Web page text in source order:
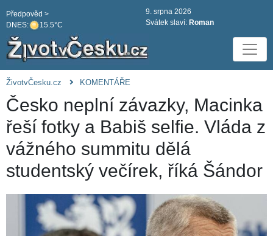
DNES: 15.5°C
Předpověd >
9. srpna 2026
Svátek slaví: Roman
ŽivotvČesku.cz KOMENTÁŘE
Česko neplní závazky, Macinka
řeší fotky a Babiš selfie. Vláda z
vážného summitu dělá
studentský večírek, říká Šándor